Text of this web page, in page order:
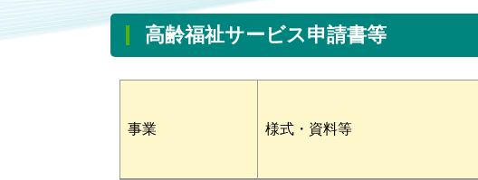
高齢福祉サービス申請書等
事業 様式・資料等